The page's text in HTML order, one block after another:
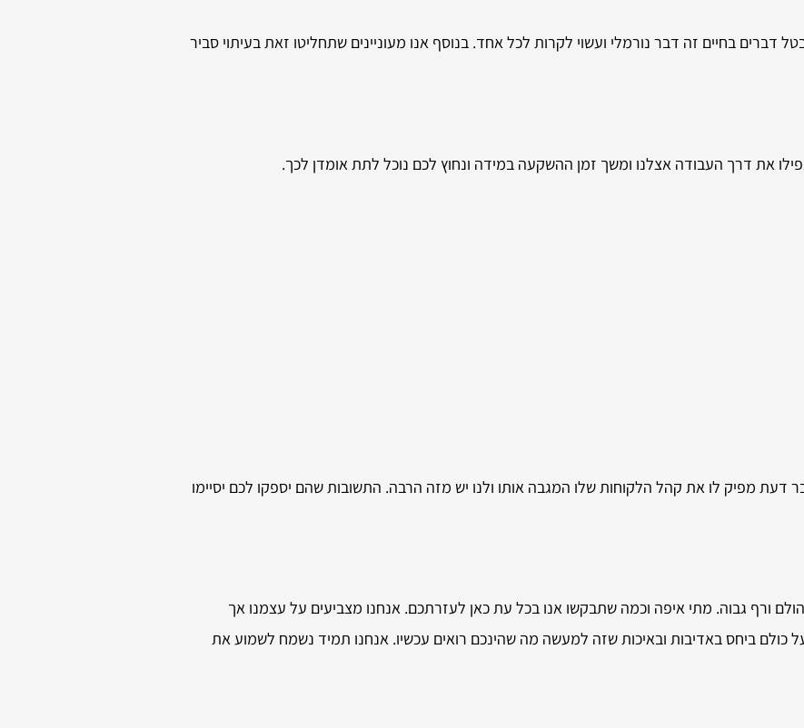
בחיים זה דבר נורמלי ועשוי לקרות לכל אחד. בנוסף אנו מעוניינים שתחליטו זאת בעיתוי סביר
את דרך העבודה אצלנו ומשך זמן ההשקעה במידה ונחוץ לכם נוכל לתת אומדן לכך.
דעת מפיק לו את קהל הלקוחות שלו המגבה אותו ולנו יש מזה הרבה. התשובות שהם יספקו לכם יסיימו
ורף גבוה. מתי איפה וכמה שתבקשו אנו בכל עת כאן לעזרתכם. אנחנו מצביעים על עצמנו אך
כולם ביחס באדיבות ובאיכות שזה למעשה מה שהינכם רואים עכשיו. אנחנו תמיד נשמח לשמוע את